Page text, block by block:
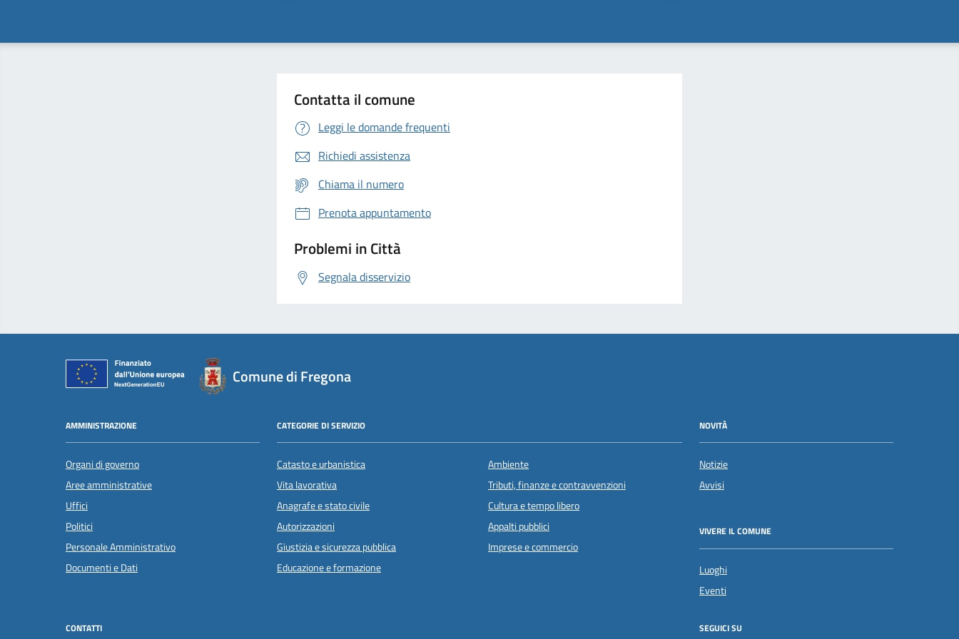
Contatta il comune
Leggi le domande frequenti
Richiedi assistenza
Chiama il numero
Prenota appuntamento
Problemi in Città
Segnala disservizio
Comune di Fregona
AMMINISTRAZIONE
Organi di governo
Aree amministrative
Uffici
Politici
Personale Amministrativo
Documenti e Dati
CATEGORIE DI SERVIZIO
Catasto e urbanistica
Vita lavorativa
Anagrafe e stato civile
Autorizzazioni
Giustizia e sicurezza pubblica
Educazione e formazione
Ambiente
Tributi, finanze e contravvenzioni
Cultura e tempo libero
Appalti pubblici
Imprese e commercio
NOVITÀ
Notizie
Avvisi
VIVERE IL COMUNE
Luoghi
Eventi
CONTATTI SEGUICI SU